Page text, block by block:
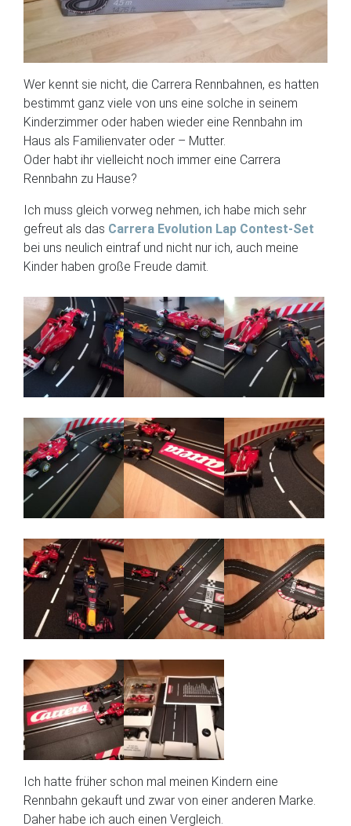
Wer kennt sie nicht, die Carrera Rennbahnen, es hatten
bestimmt ganz viele von uns eine solche in seinem
Kinderzimmer oder haben wieder eine Rennbahn im
Haus als Familienvater oder – Mutter.
Oder habt ihr vielleicht noch immer eine Carrera
Rennbahn zu Hause?
Ich muss gleich vorweg nehmen, ich habe mich sehr
gefreut als das Carrera Evolution Lap Contest-Set
bei uns neulich eintraf und nicht nur ich, auch meine
Kinder haben große Freude damit.
Ich hatte früher schon mal meinen Kindern eine
Rennbahn gekauft und zwar von einer anderen Marke.
Daher habe ich auch einen Vergleich.